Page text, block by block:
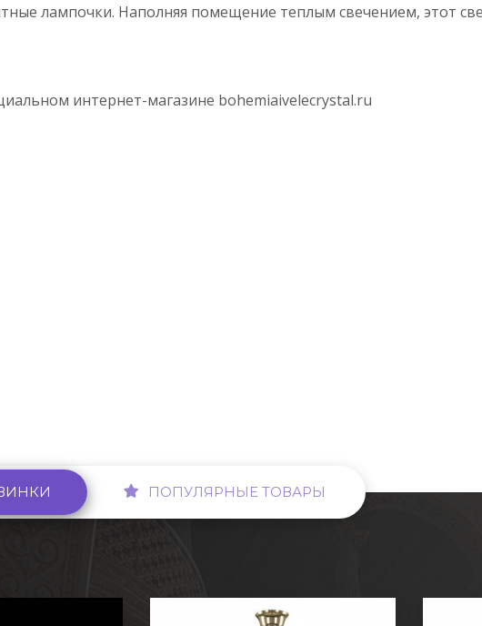
лампочки. Наполняя помещение теплым свечением, этот
интернет-магазине bohemiaivelecrystal.ru
ПОПУЛЯРНЫЕ ТОВАРЫ